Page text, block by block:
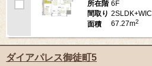
所在階 6F
間取り 2SLDK+WIC
面積
67.27m2
ダイアパレス御徒町5